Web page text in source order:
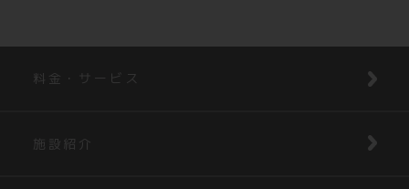
料金・サービス
施設紹介